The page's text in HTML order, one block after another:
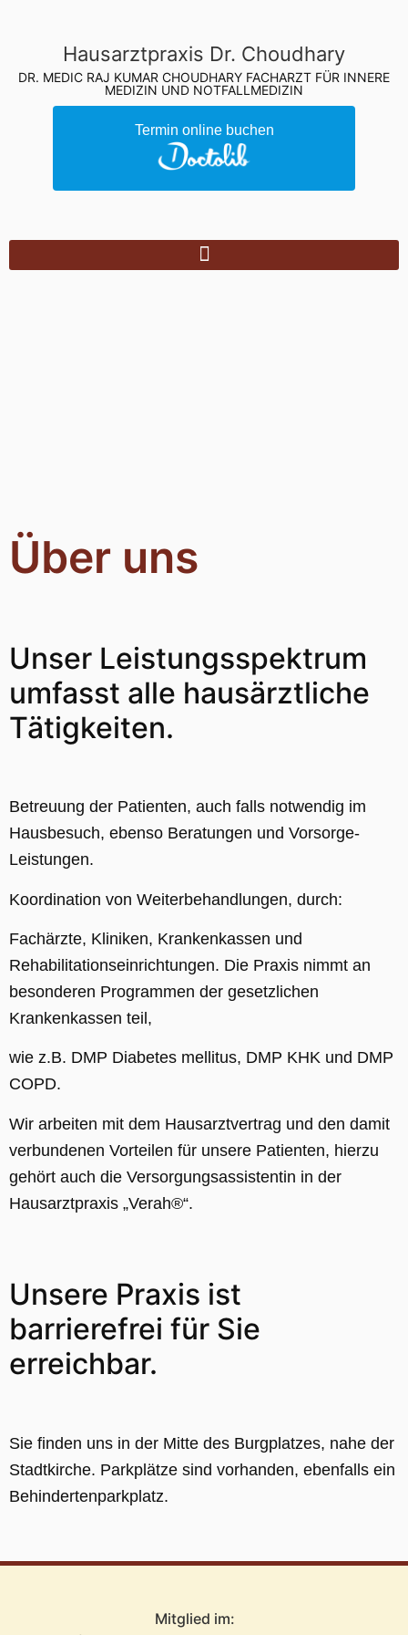
Hausarztpraxis Dr. Choudhary
DR. MEDIC RAJ KUMAR CHOUDHARY FACHARZT FÜR INNERE
MEDIZIN UND NOTFALLMEDIZIN
Termin online buchen
Über uns
Unser Leistungsspektrum
umfasst alle hausärztliche
Tätigkeiten.
Betreuung der Patienten, auch falls notwendig im
Hausbesuch, ebenso Beratungen und Vorsorge-
Leistungen.
Koordination von Weiterbehandlungen, durch:
Fachärzte, Kliniken, Krankenkassen und
Rehabilitationseinrichtungen. Die Praxis nimmt an
besonderen Programmen der gesetzlichen
Krankenkassen teil,
wie z.B. DMP Diabetes mellitus, DMP KHK und DMP
COPD.
Wir arbeiten mit dem Hausarztvertrag und den damit
verbundenen Vorteilen für unsere Patienten, hierzu
gehört auch die Versorgungsassistentin in der
Hausarztpraxis „Verah®“.
Unsere Praxis ist
barrierefrei für Sie
erreichbar.
Sie finden uns in der Mitte des Burgplatzes, nahe der
Stadtkirche. Parkplätze sind vorhanden, ebenfalls ein
Behindertenparkplatz.
Mitglied im: